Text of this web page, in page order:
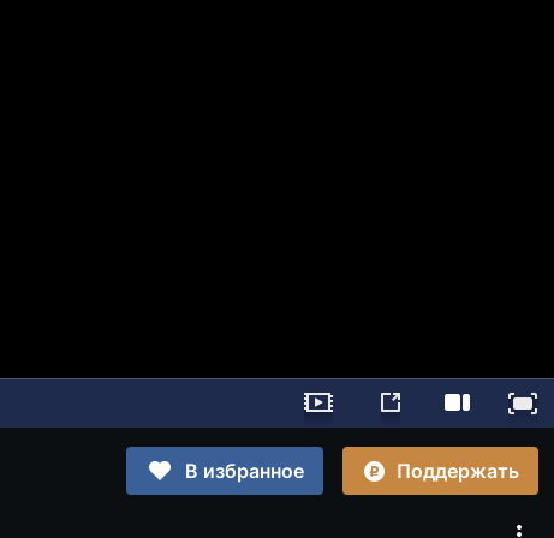
В избранное
Поддержать